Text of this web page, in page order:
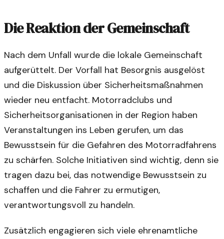
Die Reaktion der Gemeinschaft
Nach dem Unfall wurde die lokale Gemeinschaft
aufgerüttelt. Der Vorfall hat Besorgnis ausgelöst
und die Diskussion über Sicherheitsmaßnahmen
wieder neu entfacht. Motorradclubs und
Sicherheitsorganisationen in der Region haben
Veranstaltungen ins Leben gerufen, um das
Bewusstsein für die Gefahren des Motorradfahrens
zu schärfen. Solche Initiativen sind wichtig, denn sie
tragen dazu bei, das notwendige Bewusstsein zu
schaffen und die Fahrer zu ermutigen,
verantwortungsvoll zu handeln.
Zusätzlich engagieren sich viele ehrenamtliche